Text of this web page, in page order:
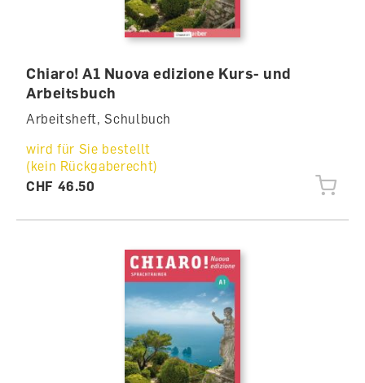
Chiaro! A1 Nuova edizione Kurs- und
Arbeitsbuch
Arbeitsheft, Schulbuch
wird für Sie bestellt
(kein Rückgaberecht)
CHF 46.50